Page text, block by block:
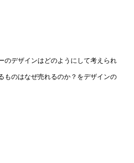
のデザインはどのようにして考えられ
ものはなぜ売れるのか？をデザインの